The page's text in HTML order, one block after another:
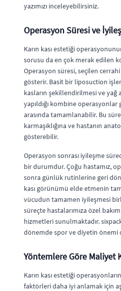
yazımızı inceleyebilirsiniz.
Operasyon Süresi ve
Karın kası estetiği
sorusu da en çok merak edilen
Operasyon süresi, seçilen
gösterir. Basit bir liposuction
kasların şekillendirilmesi ve
yapıldığı kombine
arasında tamamlanabilir. Bu
karmaşıklığına ve hastanın
gösterebilir.
Operasyon sonrası iyileşme
bir durumdur. Çoğu hastamız,
sonra günlük rutinlerine geri
kası görünümü elde etmenin
vücudun tamamen iyileşmesi
süreçte hastalarımıza özel
hizmetleri sunulmaktadır.
dönemde spor ve diyetin önemi
Yöntemlere Göre Maliyet
Karın kası estetiği
faktörleri daha iyi anlamak için